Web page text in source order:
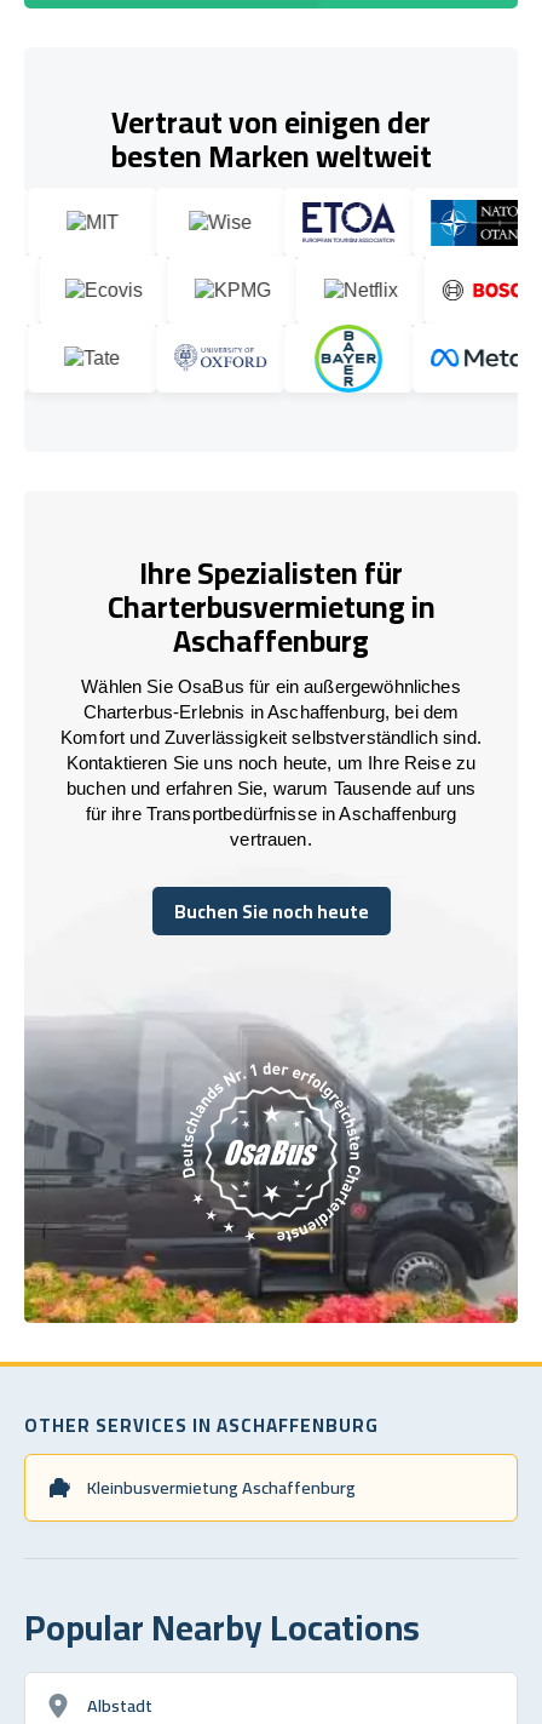
Vertraut von einigen der
besten Marken weltweit
Ihre Spezialisten für
Charterbusvermietung in
Aschaffenburg
Wählen Sie OsaBus für ein außergewöhnliches
Charterbus-Erlebnis in Aschaffenburg, bei dem
Komfort und Zuverlässigkeit selbstverständlich sind.
Kontaktieren Sie uns noch heute, um Ihre Reise zu
buchen und erfahren Sie, warum Tausende auf uns
für ihre Transportbedürfnisse in Aschaffenburg
vertrauen.
Buchen Sie noch heute
Buchen Sie noch heute
OTHER SERVICES IN ASCHAFFENBURG
Kleinbusvermietung Aschaffenburg
Popular Nearby Locations
Albstadt